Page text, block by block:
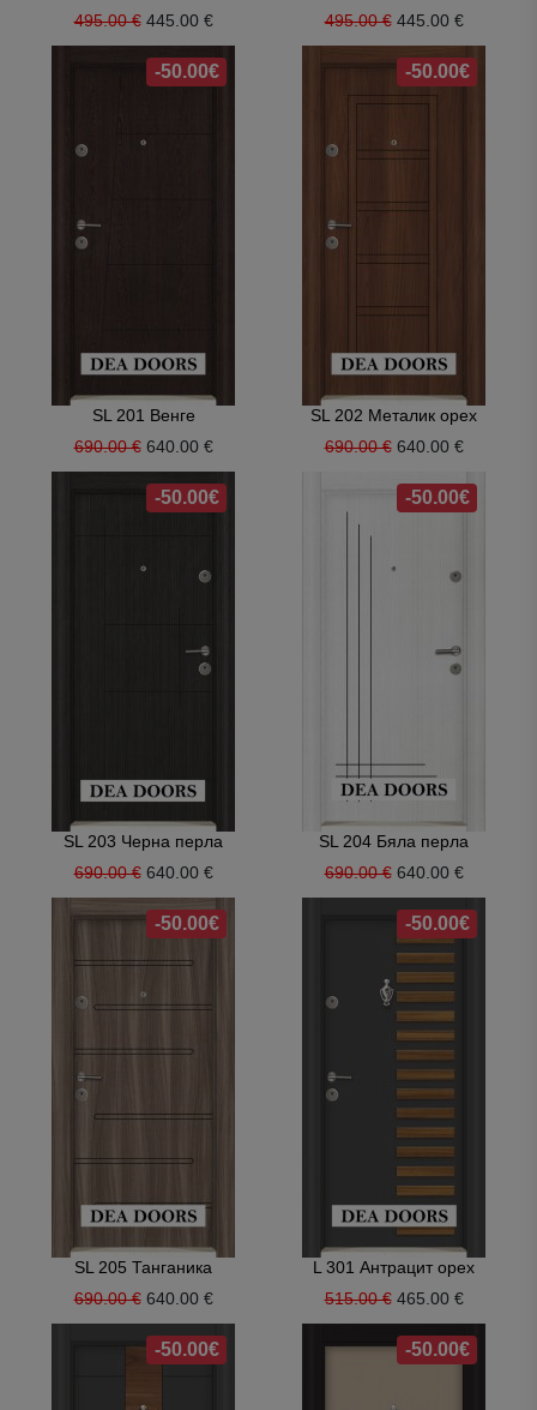
495.00 € 445.00 €
495.00 € 445.00 €
-50.00€
SL 201 Венге
690.00 € 640.00 €
-50.00€
SL 202 Металик орех
690.00 € 640.00 €
-50.00€
SL 203 Черна перла
690.00 € 640.00 €
-50.00€
SL 204 Бяла перла
690.00 € 640.00 €
-50.00€
SL 205 Танганика
690.00 € 640.00 €
-50.00€
L 301 Антрацит орех
515.00 € 465.00 €
-50.00€ -50.00€